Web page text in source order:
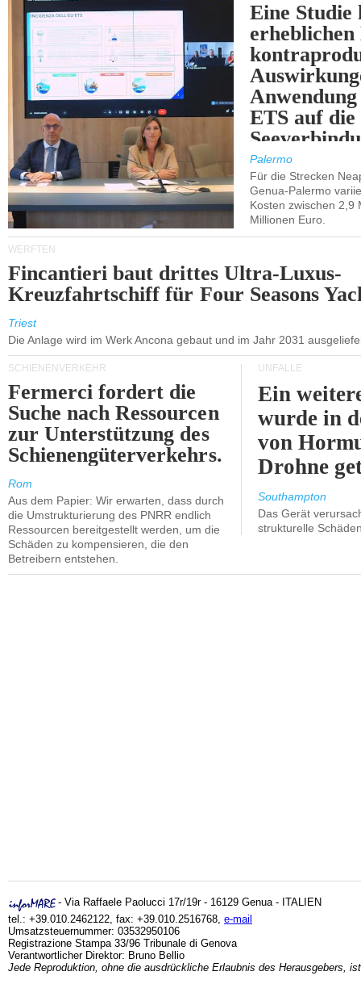
Eine Studie
ETS auf die
Palermo
Für die Strecken
Genua-Palermo
Kosten zwischen 2,9
Millionen Euro.
WERFTEN
Fincantieri baut drittes Ultra-Luxus-
Kreuzfahrtschiff für Four Seasons
Triest
Die Anlage wird im Werk Ancona gebaut und im Jahr 2031
SCHIENENVERKEHR
Fermerci fordert die
Suche nach Ressourcen
zur Unterstützung des
Schienengüterverkehrs.
Rom
Aus dem Papier: Wir erwarten, dass durch
die Umstrukturierung des PNRR endlich
Ressourcen bereitgestellt werden, um die
Schäden zu kompensieren, die den
Betreibern entstehen.
UNFÄLLE
Ein
wurde in
von
Drohne
Southampton
Das Gerät
strukturelle
- Via Raffaele Paolucci 17r/19r - 16129 Genua - ITALIEN
tel.: +39.010.2462122, fax: +39.010.2516768, e-mail
Umsatzsteuernummer: 03532950106
Registrazione Stampa 33/96 Tribunale di Genova
Verantwortlicher Direktor: Bruno Bellio
Jede Reproduktion, ohne die ausdrückliche Erlaubnis des Herausgebers,